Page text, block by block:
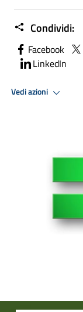
Condividi:
Facebook
LinkedIn
Vedi azioni